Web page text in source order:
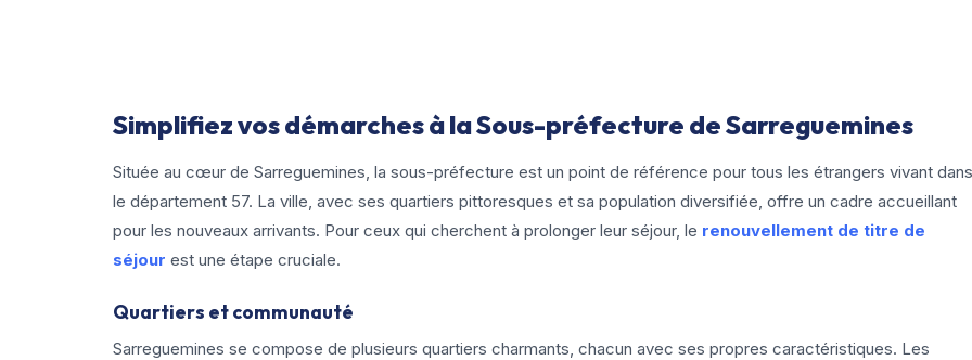
Simplifiez vos démarches à la Sous-préfecture de Sarreguemines
Située au cœur de Sarreguemines, la sous-préfecture est un point de référence pour tous les étrangers vivant dans
le département 57. La ville, avec ses quartiers pittoresques et sa population diversifiée, offre un cadre accueillant
pour les nouveaux arrivants. Pour ceux qui cherchent à prolonger leur séjour, le renouvellement de titre de
séjour est une étape cruciale.
Quartiers et communauté
Sarreguemines se compose de plusieurs quartiers charmants, chacun avec ses propres caractéristiques. Les